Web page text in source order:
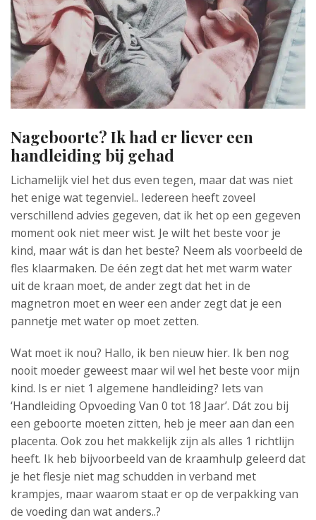
Nageboorte? Ik had er liever een
handleiding bij gehad
Lichamelijk viel het dus even tegen, maar dat was niet
het enige wat tegenviel.. Iedereen heeft zoveel
verschillend advies gegeven, dat ik het op een gegeven
moment ook niet meer wist. Je wilt het beste voor je
kind, maar wát is dan het beste? Neem als voorbeeld de
fles klaarmaken. De één zegt dat het met warm water
uit de kraan moet, de ander zegt dat het in de
magnetron moet en weer een ander zegt dat je een
pannetje met water op moet zetten.
Wat moet ik nou? Hallo, ik ben nieuw hier. Ik ben nog
nooit moeder geweest maar wil wel het beste voor mijn
kind. Is er niet 1 algemene handleiding? Iets van
‘Handleiding Opvoeding Van 0 tot 18 Jaar’. Dát zou bij
een geboorte moeten zitten, heb je meer aan dan een
placenta. Ook zou het makkelijk zijn als alles 1 richtlijn
heeft. Ik heb bijvoorbeeld van de kraamhulp geleerd dat
je het flesje niet mag schudden in verband met
krampjes, maar waarom staat er op de verpakking van
de voeding dan wat anders..?